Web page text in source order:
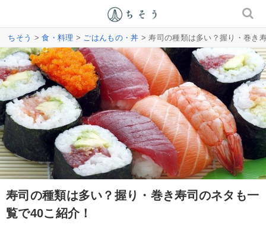
ちそう >食・料理 > ごはんもの・丼 > 寿司の種類は多い？握り・巻き
寿司の種類は多い？握り・巻き寿司のネタも一
覧で40こ紹介！